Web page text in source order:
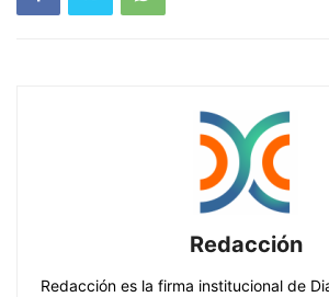
Redacción
Redacción es la firma institucional de